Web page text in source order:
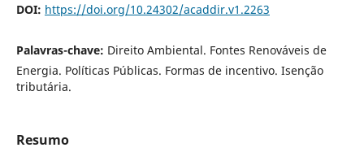
DOI: https://doi.org/10.24302/acaddir.v1.2263
Palavras-chave: Direito Ambiental. Fontes Renováveis de
Energia. Políticas Públicas. Formas de incentivo. Isenção
tributária.
Resumo